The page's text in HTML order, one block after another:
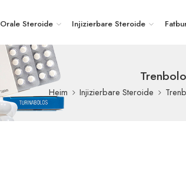
Orale Steroide Injizierbare Steroide
Heim Injizierbare Steroide